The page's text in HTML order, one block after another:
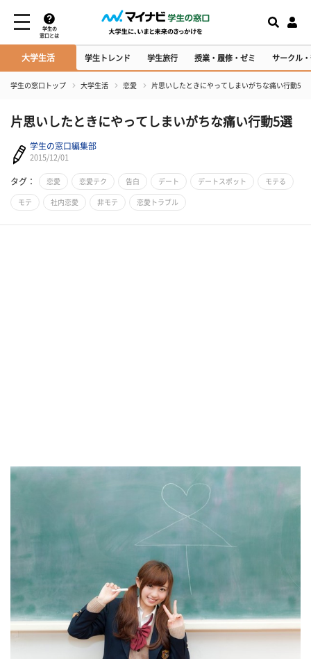
学生の
窓口とは
大学生活 学生トレンド 学生旅行 授業・履修・ゼミ サークル
学生の窓口トップ 大学生活 恋愛 片思いしたときにやってしまいがちな痛い行動5選
片思いしたときにやってしまいがちな痛い行動5選
学生の窓口編集部
2015/12/01
タグ： 恋愛 恋愛テク 告白 デート デートスポット モテる
モテ 社内恋愛 非モテ 恋愛トラブル